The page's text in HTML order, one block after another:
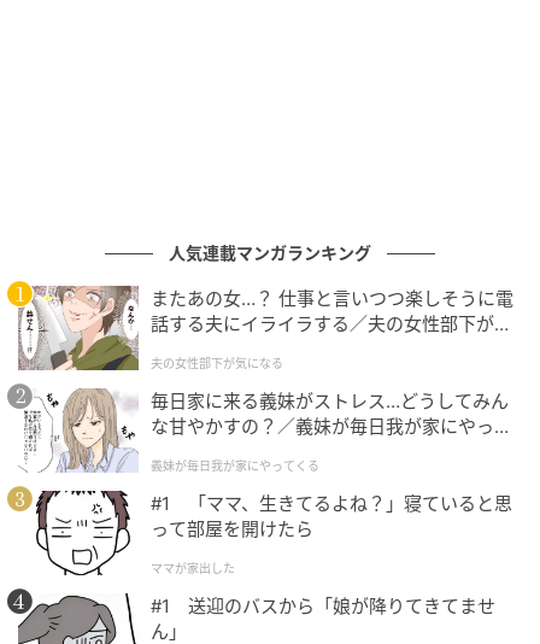
麺は中太のちぢれ麺。まろやかなスープとの絡み・バ
ランスが良く、食べ応えがあります。
人気連載マンガランキング
またあの女…？ 仕事と言いつつ楽しそうに電
話する夫にイライラする／夫の女性部下が気
夫の女性部下が気になる
毎日家に来る義妹がストレス…どうしてみん
な甘やかすの？／義妹が毎日我が家にやって
が】
義妹が毎日我が家にやってくる
#1 「ママ、生きてるよね？」寝ていると思
って部屋を開けたら
ママが家出した
#1 送迎のバスから「娘が降りてきてませ
ん」